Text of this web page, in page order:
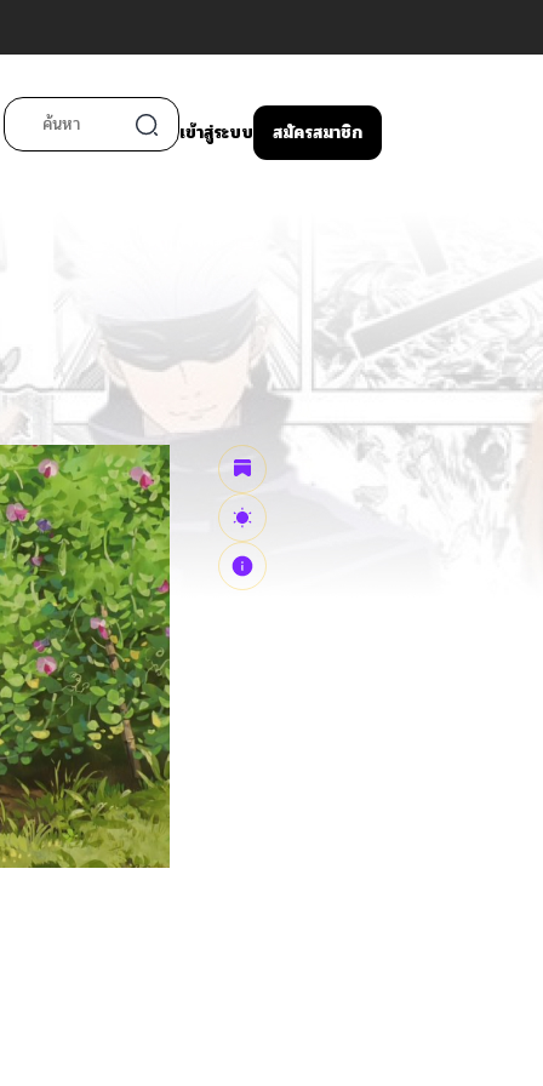
เข้าสู่ระบบ สมัครสมาชิก